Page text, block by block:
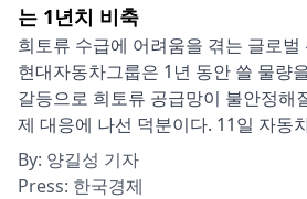
는 1년치 비축
희토류 수급에 어려움을 겪는 글로
현대자동차그룹은 1년 동안 쓸 물량
갈등으로 희토류 공급망이 불안정해
제 대응에 나선 덕분이다. 11일 자동
By: 양길성 기자
Press: 한국경제